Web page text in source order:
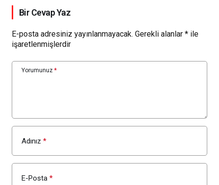
Bir Cevap Yaz
E-posta adresiniz yayınlanmayacak. Gerekli alanlar * ile
işaretlenmişlerdir
Yorumunuz *
Adınız *
E-Posta *